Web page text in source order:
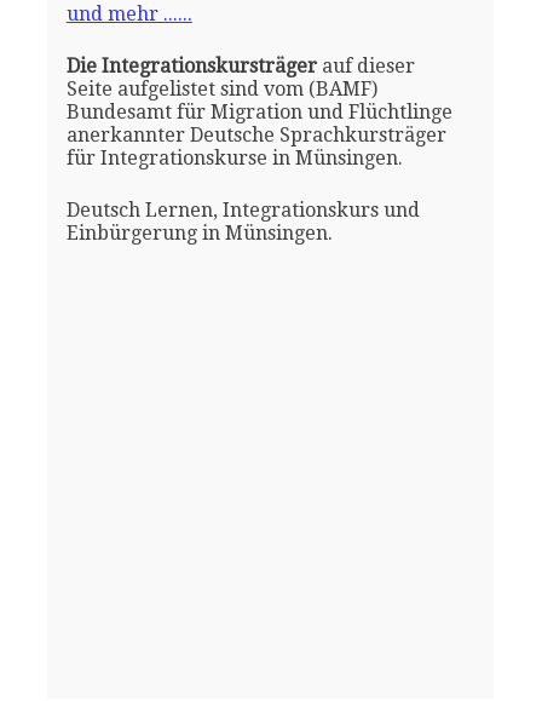
und mehr ......
Die Integrationskursträgerauf dieser
Seite aufgelistet sind vom (BAMF)
Bundesamt für Migration und Flüchtlinge
anerkannter Deutsche Sprachkursträger
für Integrationskurse in Münsingen.
Deutsch Lernen, Integrationskurs und
Einbürgerung in Münsingen.